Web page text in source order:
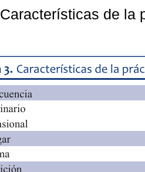
Características de la